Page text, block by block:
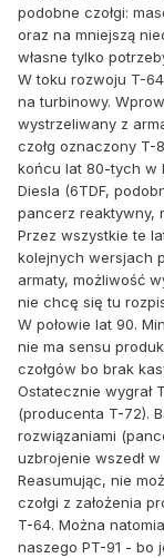
podobne czołgi:
oraz na mniejszą
własne tylko
W toku rozwoju T-
na turbinowy.
wystrzeliwany z
czołg oznaczony T-
końcu lat 80-tych w
Diesla (6TDF,
pancerz reaktywny,
Przez wszystkie te
kolejnych wersjach
armaty, możliwość
nie chcę się tu
W połowie lat 90.
nie ma sensu
czołgów bo brak
Ostatecznie wygrał
(producenta T-72).
rozwiązaniami
uzbrojenie wszedł w
Reasumując, nie
czołgi z założenia
T-64. Można
naszego PT-91 - bo